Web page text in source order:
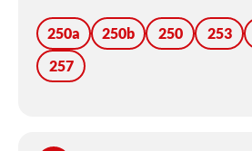
250a 250b 250 253
257